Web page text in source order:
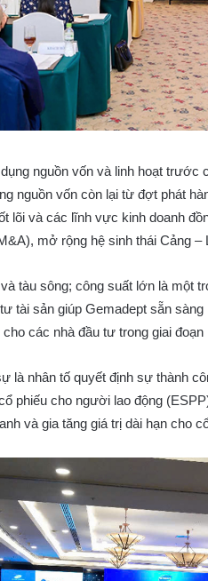
nguồn vốn và linh hoạt
nguồn vốn còn lại từ đợt phát
lõi và các lĩnh vực kinh doanh
mở rộng hệ sinh thái Cảng –
tàu sông; công suất lớn là một
tư tài sản giúp Gemadept sẵn
các nhà đầu tư trong giai
là nhân tố quyết định sự thành
phiếu cho người lao động
và gia tăng giá trị dài hạn cho